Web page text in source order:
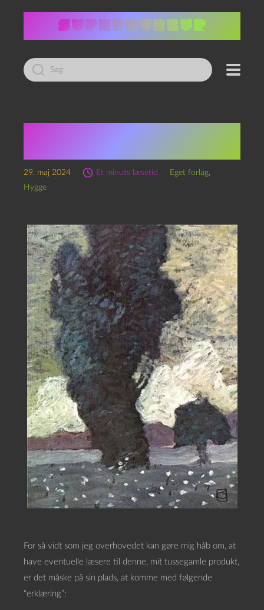
Led
efter:
29. maj 2024 Et minuts læsetid Eget forlag,
Hygge
For så vidt som jeg overhovedet kan gøre mig håb om, at
have eventuelle læsere til denne, mit tussegamle produkt,
er det måske på sin plads, at komme med følgende
“erklæring”: